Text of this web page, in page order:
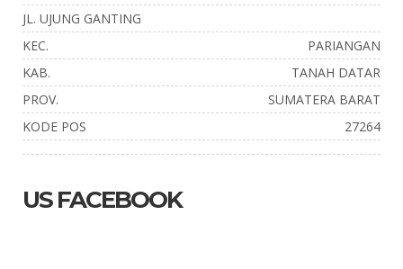
JL. UJUNG GANTING
KEC.
PARIANGAN
KAB.
TANAH DATAR
PROV.
SUMATERA BARAT
KODE POS
27264
US FACEBOOK